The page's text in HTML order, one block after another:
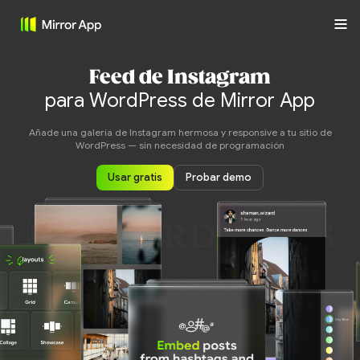
Feed de Instagram
para WordPress de Mirror App
Añade una galería de Instagram hermosa y responsive a tu sitio de
WordPress — sin necesidad de programación
Usar gratis Probar demo